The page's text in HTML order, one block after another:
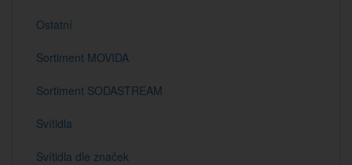
Ostatní
Sortiment MOVIDA
Sortiment SODASTREAM
Svítidla
Svítidla dle značek